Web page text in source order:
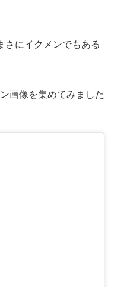
にイクメンでもある
画像を集めてみました